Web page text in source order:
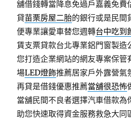
舖借錢轉當降息免過戶嘉義免費
貸苗栗房屋二胎的銀行或是民間
便專業讓愛車替您週轉台中吃到
賃支票貸款台北專業鋁門窗製造
您打造企業網站的網友專案保管
場LED燈飾推薦居家戶外露營氣
再貸是借錢優惠推薦當舖很恐怖
當舖民間不良者選擇汽車借款為
助您快速取得資金服務救急大同